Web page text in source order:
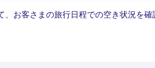
お客さまの旅行日程での空き状況を確